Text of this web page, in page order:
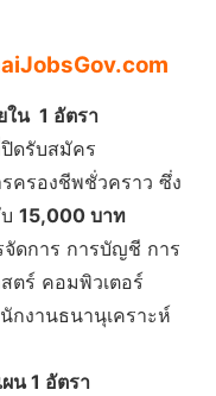
ใน 1 อัตรา
ดรับสมัคร
ครองชีพชั่วคราว ซึ่ง
15,000 บาท
ดการ การบัญชี การ
ตร์ คอมพิวเตอร์
กงานธนานุเคราะห์
น 1 อัตรา